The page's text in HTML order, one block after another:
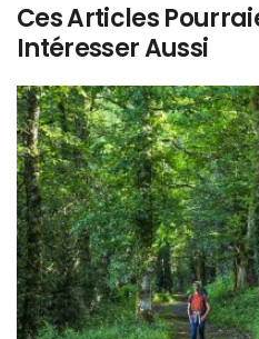
Ces Articles
Intéresser Aussi